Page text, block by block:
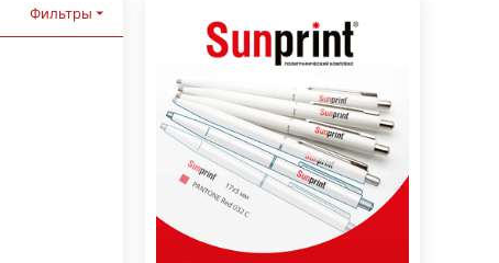
Фильтры